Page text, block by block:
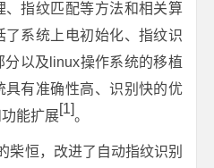
指纹匹配等方法和相关算
系统上电初始化、指纹识
以及linux操作系统的移植
有准确性高、识别快的优
能扩展[1]。
柴恒，改进了自动指纹识别